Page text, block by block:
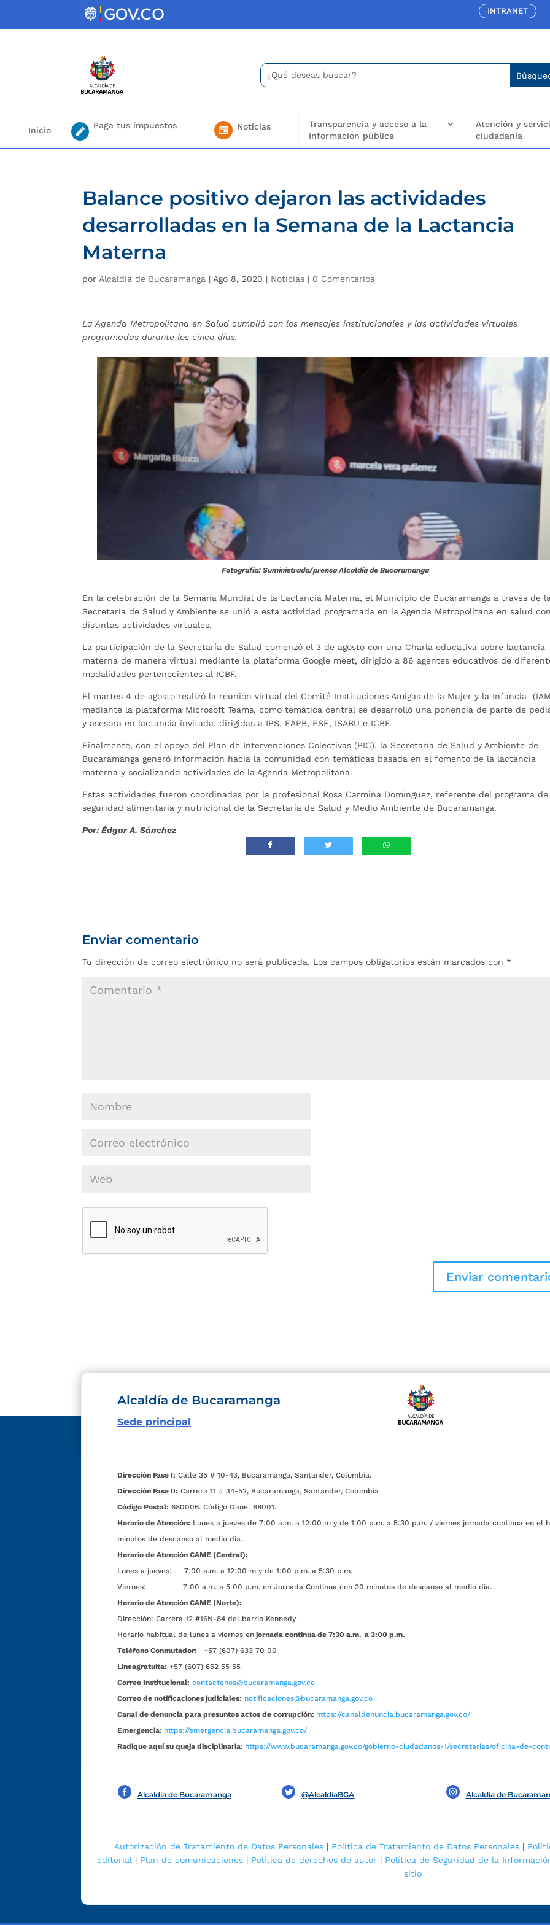
INTRANET
Buscar:
Search
for...
Inicio Paga tus impuestos Noticias
Transparencia y acceso a la
información pública
Atención y
ciudadanía
Balance positivo dejaron las actividades
desarrolladas en la Semana de la Lactancia
Materna
por Alcaldía de Bucaramanga | Ago 8, 2020 | Noticias | 0 Comentarios
La Agenda Metropolitana en Salud cumplió con los mensajes institucionales y las actividades virtuales
programadas durante los cinco días.
Fotografía: Suministrada/prensa Alcaldía de Bucaramanga
En la celebración de la Semana Mundial de la Lactancia Materna, el Municipio de Bucaramanga a través de la
Secretaría de Salud y Ambiente se unió a esta actividad programada en la Agenda Metropolitana en salud con
distintas actividades virtuales.
La participación de la Secretaría de Salud comenzó el 3 de agosto con una Charla educativa sobre lactancia
materna de manera virtual mediante la plataforma Google meet, dirigido a 86 agentes educativos de
modalidades pertenecientes al ICBF.
El martes 4 de agosto realizó la reunión virtual del Comité Instituciones Amigas de la Mujer y la Infancia
mediante la plataforma Microsoft Teams, como temática central se desarrolló una ponencia de parte de
y asesora en lactancia invitada, dirigidas a IPS, EAPB, ESE, ISABU e ICBF.
Finalmente, con el apoyo del Plan de Intervenciones Colectivas (PIC), la Secretaría de Salud y Ambiente de
Bucaramanga generó información hacia la comunidad con temáticas basada en el fomento de la lactancia
materna y socializando actividades de la Agenda Metropolitana.
Estas actividades fueron coordinadas por la profesional Rosa Carmina Domínguez, referente del programa de
seguridad alimentaria y nutricional de la Secretaría de Salud y Medio Ambiente de Bucaramanga.
Por: Édgar A. Sánchez
Enviar comentario
Tu dirección de correo electrónico no será publicada. Los campos obligatorios están marcados con *
Alcaldía de Bucaramanga
Sede principal
Dirección Fase I: Calle 35 # 10-43, Bucaramanga, Santander, Colombia.
Dirección Fase II: Carrera 11 # 34-52, Bucaramanga, Santander, Colombia
Código Postal: 680006. Código Dane: 68001.
Horario de Atención: Lunes a jueves de 7:00 a.m. a 12:00 m y de 1:00 p.m. a 5:30 p.m. / viernes jornada continua en el
minutos de descanso al medio día.
Horario de Atención CAME (Central):
Lunes a jueves: 7:00 a.m. a 12:00 m y de 1:00 p.m. a 5:30 p.m.
Viernes: 7:00 a.m. a 5:00 p.m. en Jornada Continua con 30 minutos de descanso al medio día.
Horario de Atención CAME (Norte):
Dirección: Carrera 12 #16N-84 del barrio Kennedy.
Horario habitual de lunes a viernes en jornada continua de 7:30 a.m. a 3:00 p.m.
Teléfono Conmutador:
+57 (607) 633 70 00
Líneagratuita: +57 (607) 652 55 55
Correo Institucional: contactenos@bucaramanga.gov.co
Correo de notificaciones judiciales: notificaciones@bucaramanga.gov.co
Canal de denuncia para presuntos actos de corrupción: https://canaldenuncia.bucaramanga.gov.co/
Emergencia: https://emergencia.bucaramanga.gov.co/
Radique aquí su queja disciplinaria: https://www.bucaramanga.gov.co/gobierno-ciudadanos-1/secretarias/oficina-de-
Alcaldía de Bucaramanga @AlcaldíaBGA Alcaldía de
Autorización de Tratamiento de Datos Personales | Política de Tratamiento de Datos Personales |
editorial | Plan de comunicaciones | Política de derechos de autor | Política de Seguridad de la
sitio